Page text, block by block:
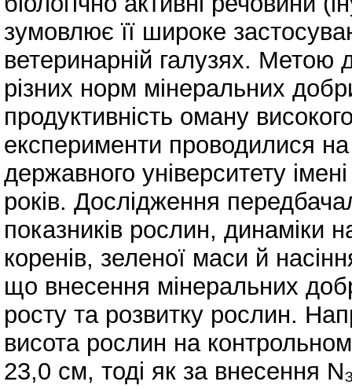
зумовлює її широке
ветеринарній галузях. Метою
різних норм мінеральних
продуктивність оману
експерименти проводилися на
державного університету
років. Дослідження
показників рослин, динаміки
коренів, зеленої маси й
що внесення мінеральних
росту та розвитку рослин.
висота рослин на
23,0 см, тоді як за внесення